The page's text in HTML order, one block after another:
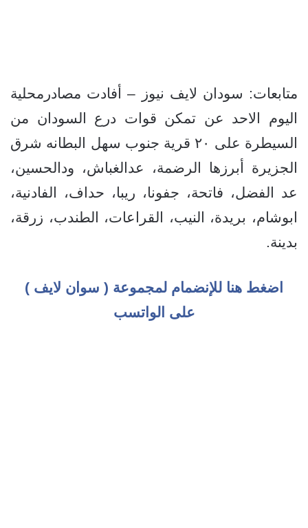
متابعات: سودان لايف نيوز – أفادت مصادرمحلية
اليوم الاحد عن تمكن قوات درع السودان من
السيطرة على ٢٠ قرية جنوب سهل البطانه شرق
الجزيرة أبرزها الرضمة، عدالغباش، ودالحسين،
عد الفضل، فاتحة، جفونا، ريبا، حداف، الفادنية،
ابوشام، بريدة، النيب، القراعات، الطندب، زرقة،
بدينة.
اضغط هنا للإنضمام لمجموعة ( سوان لايف )
على الواتسب